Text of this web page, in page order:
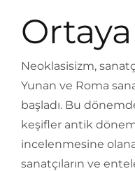
Ortaya
Neoklasisizm,
Yunan ve Roma
başladı. Bu
keşifler antik
incelenmesine
sanatçıların ve